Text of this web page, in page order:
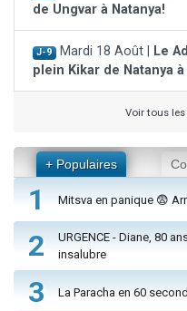
de Ungvar à Natanya!
J-9 Mardi 18 Août |
Le
plein Kikar de Natanya
Voir tous
+ Populaires
1 Mitsva en panique 😨
2
URGENCE - Diane, 80
insalubre
3 La Paracha en 60